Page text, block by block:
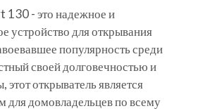
- это надежное и
устройство для открывания
популярность среди
своей долговечностью и
открыватель является
домовладельцев по всему